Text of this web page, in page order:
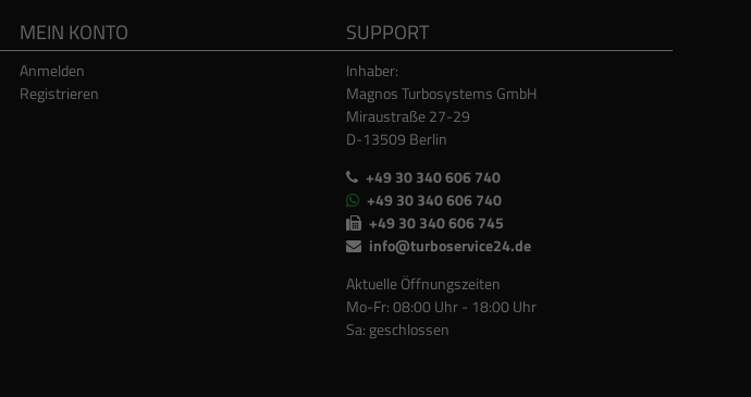
MEIN KONTO
Anmelden
Registrieren
SUPPORT
Inhaber:
Magnos Turbosystems GmbH
Miraustraße 27-29
D-13509 Berlin
+49 30 340 606 740
+49 30 340 606 740
+49 30 340 606 745
info@turboservice24.de
Aktuelle Öffnungszeiten
Mo-Fr: 08:00 Uhr - 18:00 Uhr
Sa: geschlossen